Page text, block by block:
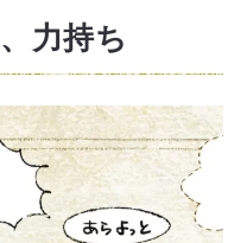
力持ち